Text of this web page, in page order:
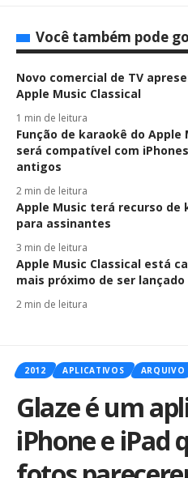
Você também pode
Novo comercial de TV
Apple Music Classical
1 min de leitura
Função de karaokê do Apple
será compatível com
antigos
2 min de leitura
Apple Music terá recurso de
para assinantes
3 min de leitura
Apple Music Classical está
mais próximo de ser lançado
2 min de leitura
2012 APLICATIVOS ARQUIVO
Glaze é um
iPhone e iPad